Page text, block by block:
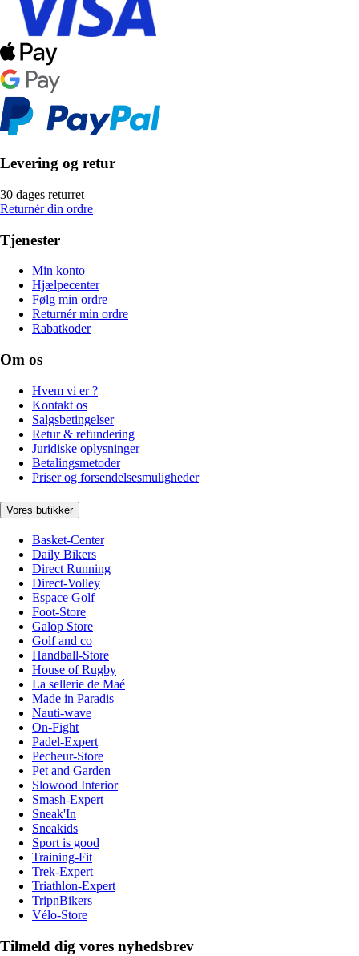
Levering og retur
30 dages returret
Returnér din ordre
Tjenester
Min konto
Hjælpecenter
Følg min ordre
Returnér min ordre
Rabatkoder
Om os
Hvem vi er ?
Kontakt os
Salgsbetingelser
Retur & refundering
Juridiske oplysninger
Betalingsmetoder
Priser og forsendelsesmuligheder
Vores butikker
Basket-Center
Daily Bikers
Direct Running
Direct-Volley
Espace Golf
Foot-Store
Galop Store
Golf and co
Handball-Store
House of Rugby
La sellerie de Maé
Made in Paradis
Nauti-wave
On-Fight
Padel-Expert
Pecheur-Store
Pet and Garden
Slowood Interior
Smash-Expert
Sneak'In
Sneakids
Sport is good
Training-Fit
Trek-Expert
Triathlon-Expert
TripnBikers
Vélo-Store
Tilmeld dig vores nyhedsbrev